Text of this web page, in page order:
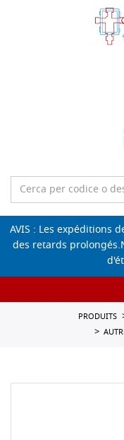
AVIS : Les expéditions
des retards
PRODUITS